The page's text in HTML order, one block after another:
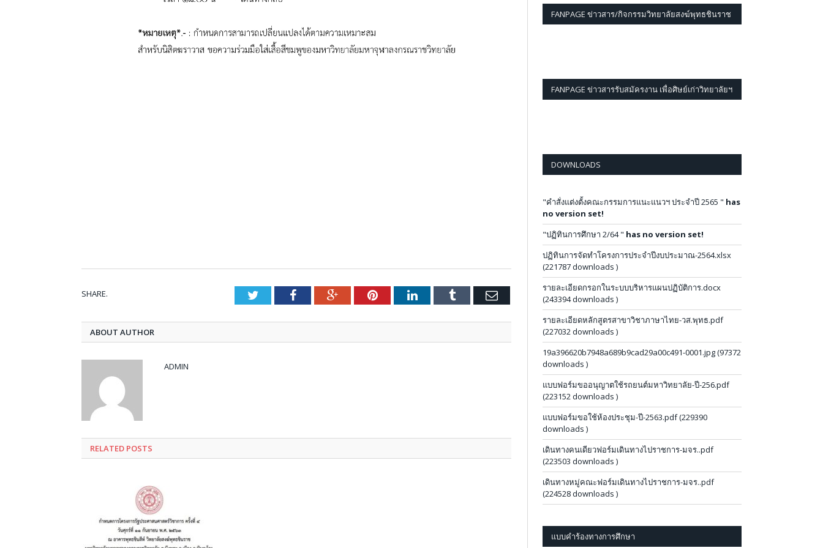
SHARE. TwitterFacebookGoogle+PinterestLinkedInTumblr Email
ABOUT AUTHOR
ADMIN
RELATED POSTS
FANPAGE ข่าวสาร/กิจกรรมวิทยาลัยสงฆ์พุทธชินราช
FANPAGE ข่าวสารรับสมัครงาน เพื่อศิษย์เก่าวิทยาลัยฯ
DOWNLOADS
"คำสั่งแต่งตั้งคณะกรรมการแนะแนวฯ ประจำปี 2565 " has
no version set!
"ปฏิทินการศึกษา 2/64 " has no version set!
ปฏิทินการจัดทำโครงการประจำปีงบประมาณ-2564.xlsx
(221787 downloads )
รายละเอียดกรอกในระบบบริหารแผนปฏิบัติการ.docx
(243394 downloads )
รายละเอียดหลักสูตรสาขาวิชาภาษาไทย-วส.พุทธ.pdf
(227032 downloads )
19a396620b7948a689b9cad29a00c491-0001.jpg (97372
downloads )
แบบฟอร์มขออนุญาตใช้รถยนต์มหาวิทยาลัย-ปี-256.pdf
(223152 downloads )
แบบฟอร์มขอใช้ห้องประชุม-ปี-2563.pdf (229390
downloads )
เดินทางคนเดียวฟอร์มเดินทางไปราชการ-มจร..pdf
(223503 downloads )
เดินทางหมู่คณะฟอร์มเดินทางไปราชการ-มจร..pdf
(224528 downloads )
แบบคำร้องทางการศึกษา